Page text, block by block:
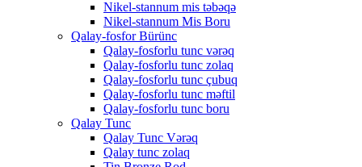
Nikel-stannum mis təbəqə
Nikel-stannum Mis Boru
Qalay-fosfor Bürünc
Qalay-fosforlu tunc vərəq
Qalay-fosforlu tunc zolaq
Qalay-fosforlu tunc çubuq
Qalay-fosforlu tunc məftil
Qalay-fosforlu tunc boru
Qalay Tunc
Qalay Tunc Vərəq
Qalay tunc zolaq